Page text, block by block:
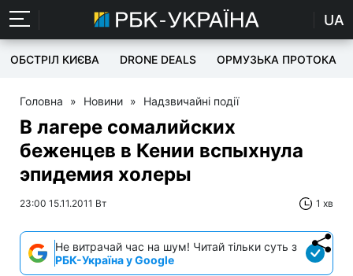
UA
ОБСТРІЛ КИЄВА DRONE DEALS ОРМУЗЬКА ПРОТОКА
Головна » Новини » Надзвичайні події
В лагере сомалийских
беженцев в Кении вспыхнула
эпидемия холеры
23:00 15.11.2011 Вт 1 хв
Не витрачай час на шум! Читай тільки суть з
РБК-Україна у Google